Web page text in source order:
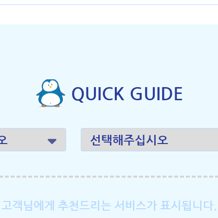
QUICK GUIDE
고객님에게 추천드리는 서비스가 표시됩니다.